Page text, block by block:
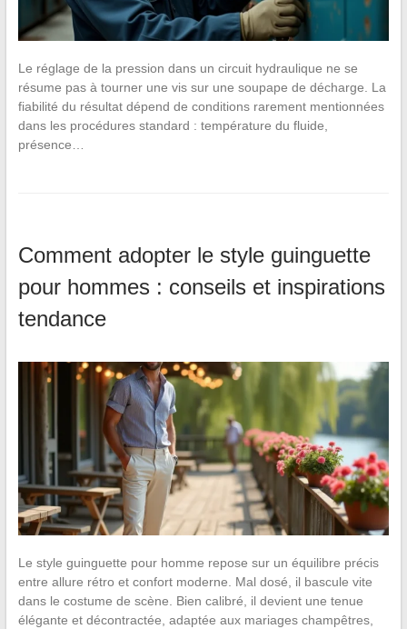
Le réglage de la pression dans un circuit hydraulique ne se
résume pas à tourner une vis sur une soupape de décharge. La
fiabilité du résultat dépend de conditions rarement mentionnées
dans les procédures standard : température du fluide,
présence…
Comment adopter le style guinguette
pour hommes : conseils et inspirations
tendance
Le style guinguette pour homme repose sur un équilibre précis
entre allure rétro et confort moderne. Mal dosé, il bascule vite
dans le costume de scène. Bien calibré, il devient une tenue
élégante et décontractée, adaptée aux mariages champêtres,